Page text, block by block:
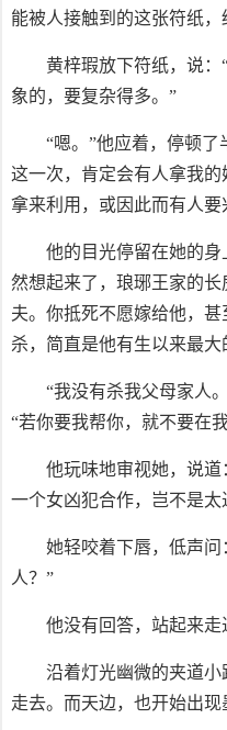
能被人接触到的这张符纸
黄梓瑕放下符纸，说
象的，要复杂得多。”
“嗯。”他应着，停顿了
这一次，肯定会有人拿我
拿来利用，或因此而有人
他的目光停留在她的
然想起来了，琅琊王家的
夫。你抵死不愿嫁给他，
杀，简直是他有生以来最
“我没有杀我父母家人
“若你要我帮你，就不要在
他玩味地审视她，说
一个女凶犯合作，岂不是太
她轻咬着下唇，低声
人？”
他没有回答，站起来走
沿着灯光幽微的夹道
走去。而天边，也开始出现